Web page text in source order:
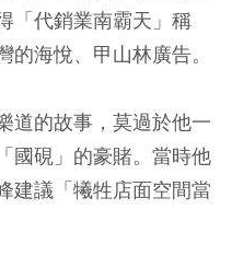
「代銷業南霸天」稱
海悅、甲山林廣告。
道的故事，莫過於他一
國硯」的豪賭。當時他
建議「犧牲店面空間當